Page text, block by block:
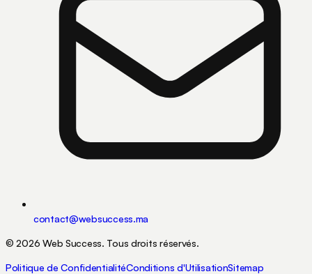
contact@websuccess.ma
©2026 Web Success. Tous droits réservés.
Politique de ConfidentialitéConditions d'UtilisationSitemap